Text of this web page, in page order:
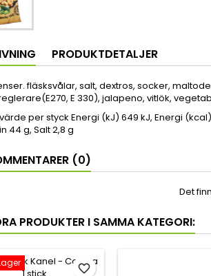
PRODUKTDETALJER
fläsksvålar, salt, dextros, socker,
E 330), jalapeno, vitlök,
per styck Energi (kJ) 649 kJ, Energi
44 g, Salt 2,8 g
(0)
Det
PRODUKTER I SAMMA KATEGORI:
favorite_border